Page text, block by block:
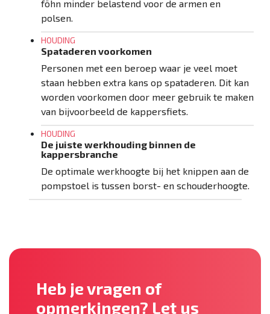
föhn minder belastend voor de armen en
polsen.
HOUDING
Spataderen voorkomen
Personen met een beroep waar je veel moet
staan hebben extra kans op spataderen. Dit kan
worden voorkomen door meer gebruik te maken
van bijvoorbeeld de kappersfiets.
HOUDING
De juiste werkhouding binnen de
kappersbranche
De optimale werkhoogte bij het knippen aan de
pompstoel is tussen borst- en schouderhoogte.
Heb je vragen of
opmerkingen? Let us